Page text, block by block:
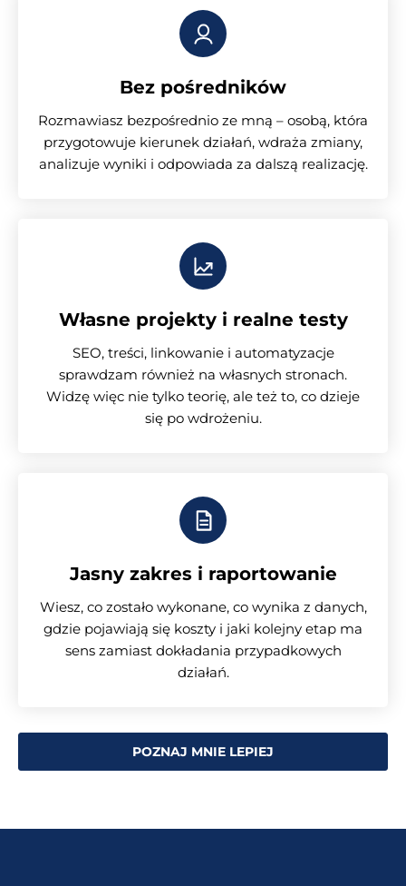
Bez pośredników
Rozmawiasz bezpośrednio ze mną – osobą, która
przygotowuje kierunek działań, wdraża zmiany,
analizuje wyniki i odpowiada za dalszą realizację.
Własne projekty i realne testy
SEO, treści, linkowanie i automatyzacje
sprawdzam również na własnych stronach.
Widzę więc nie tylko teorię, ale też to, co dzieje
się po wdrożeniu.
Jasny zakres i raportowanie
Wiesz, co zostało wykonane, co wynika z danych,
gdzie pojawiają się koszty i jaki kolejny etap ma
sens zamiast dokładania przypadkowych
działań.
POZNAJ MNIE LEPIEJ